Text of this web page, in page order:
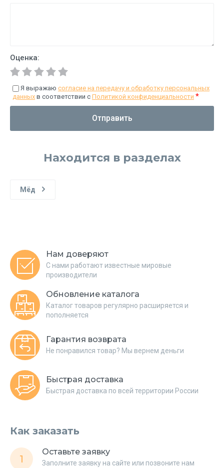
Оценка:
Я выражаю согласие на передачу и обработку персональных
данных в соответствии с Политикой конфиденциальности *
Отправить
Находится в разделах
Мёд
Нам доверяют
С нами работают известные мировые
производители
Обновление каталога
Каталог товаров регулярно расширяется и
пополняется
Гарантия возврата
Не понравился товар? Мы вернем деньги
Быстрая доставка
Быстрая доставка по всей территории России
Как заказать
1
Оставьте заявку
Заполните заявку на сайте или позвоните нам